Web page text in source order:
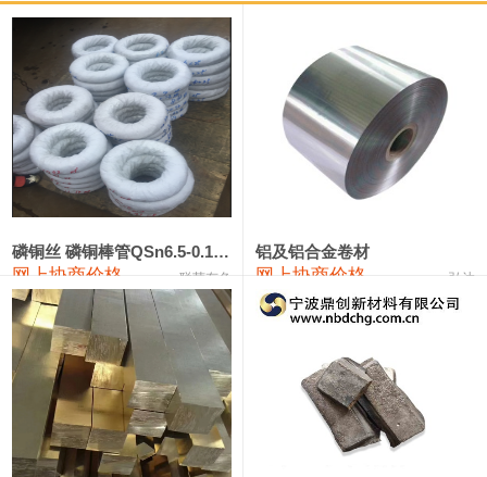
1#钴 331,000—351,000
88,000—94,000 91,000
2#锑 84,000—90,000 87,000 0
1#镁 17,000—18,000 17,500
1#电解锰(99.7%袋装) 17,900—18,100 18,000
1#电解锰 18,800—19,000 18,900
1#铬 60,000—82,000
2202#硅 14,100—14,300
553#硅 9,200—9,400 9,300
3303#硅 10,300—10,500 10,400
441#硅 9,500—9,700
磷铜丝 磷铜棒管QSn6.5-0.1 7-0.2 8-0.3
网上协商价格 联荣有色
铝及铝合金卷材
网上协商价格 弘达